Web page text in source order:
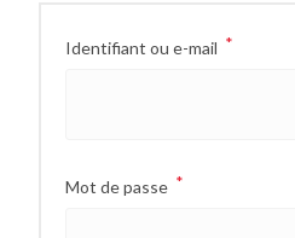
Identifiant ou e-mail *
Mot de passe *